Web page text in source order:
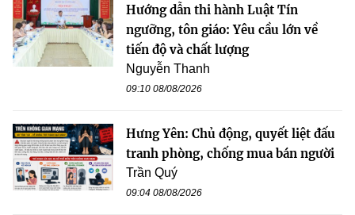
Hướng dẫn thi hành Luật Tín
ngưỡng, tôn giáo: Yêu cầu lớn về
tiến độ và chất lượng
Nguyễn Thanh
09:10 08/08/2026
Hưng Yên: Chủ động, quyết liệt đấu
tranh phòng, chống mua bán người
Trần Quý
09:04 08/08/2026